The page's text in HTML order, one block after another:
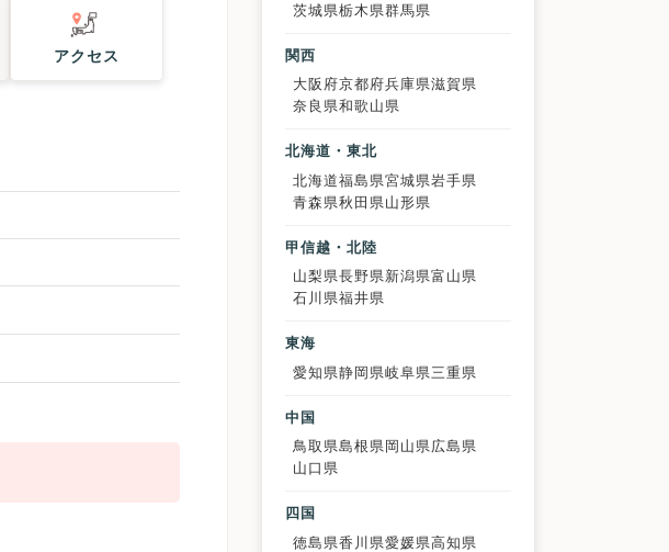
アクセス
茨城県栃木県群馬県
関西
大阪府京都府兵庫県滋賀県
奈良県和歌山県
北海道・東北
北海道福島県宮城県岩手県
青森県秋田県 山形県
甲信越・北陸
山梨県長野県新潟県富山県
石川県福井県
東海
愛知県静岡県岐阜県 三重県
中国
鳥取県島根県 岡山県広島県
山口県
四国
徳島県香川県愛媛県高知県